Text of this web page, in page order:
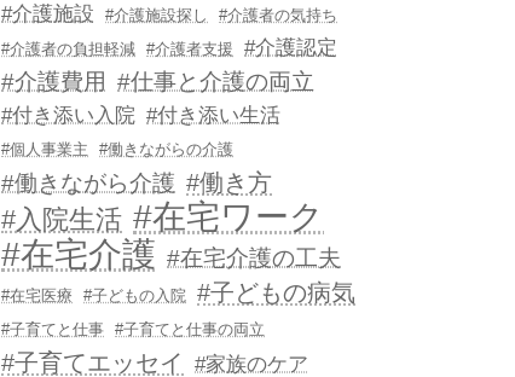
#介護施設 #介護施設探し
#介護者の気持ち
#介護者の負担軽減
#介護者支援 #介護認定
#介護費用 #仕事と介護の両立
#付き添い入院 #付き添い生活
#個人事業主 #働きながらの介護
#働きながら介護 #働き方
#入院生活 #在宅ワーク
#在宅介護 #在宅介護の工夫
#在宅医療 #子どもの入院 #子どもの病気
#子育てと仕事 #子育てと仕事の両立
#子育てエッセイ #家族のケア